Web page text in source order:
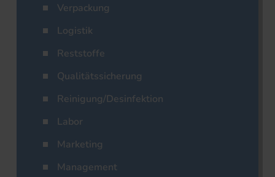
Verpackung
Logistik
Reststoffe
Qualitätssicherung
Reinigung/Desinfektion
Labor
Marketing
Management